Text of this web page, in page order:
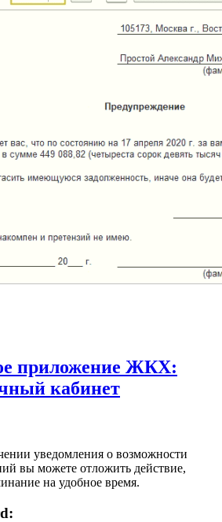
приложение ЖКХ:
кабинет
уведомления о возможности
вы можете отложить действие,
на удобное время.